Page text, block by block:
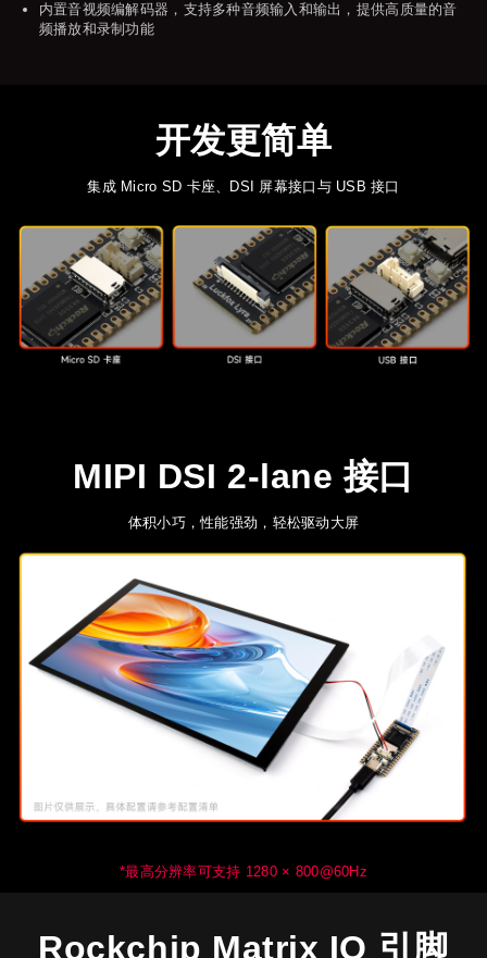
内置音视频编解码器，支持多种音频输入和输出，提供高质量的音
频播放和录制功能
开发更简单
集成 Micro SD 卡座、DSI 屏幕接口与 USB 接口
MIPI DSI 2-lane 接口
体积小巧，性能强劲，轻松驱动大屏
*最高分辨率可支持 1280 × 800@60Hz
Rockchip Matrix IO 引脚